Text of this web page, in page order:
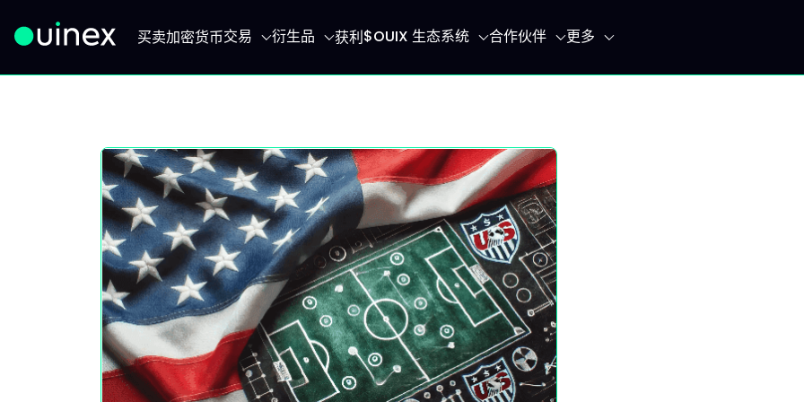
买卖加密货币交易 衍生品 获利$OUIX 生态系统 合作伙伴 更多